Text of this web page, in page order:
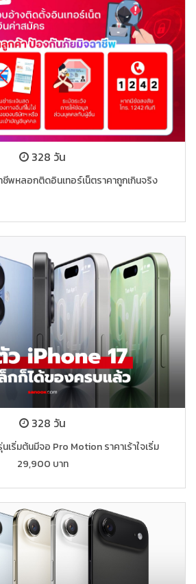
328 วัน
ชีพหลอกติดอินเทอร์เน็ตราคาถูกเกินจริง
328 วัน
เริ่มต้นมีจอ Pro Motion ราคาเร้าใจเริ่ม
29,900 บาท